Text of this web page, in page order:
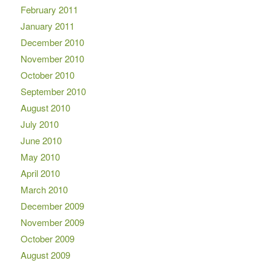
February 2011
January 2011
December 2010
November 2010
October 2010
September 2010
August 2010
July 2010
June 2010
May 2010
April 2010
March 2010
December 2009
November 2009
October 2009
August 2009